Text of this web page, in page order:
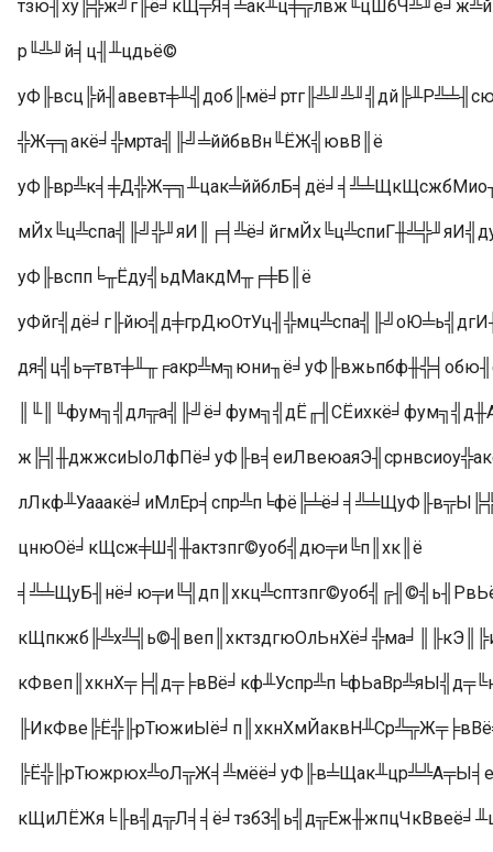
р╙╩╜й╡ц╢╨цдьё©
╬Ж╤╗акё╛╬мрта╣╟╝╧ййбвВн╙ЁЖ╣ювВ║ё
уФ╟вспп╘╥Ёду╣ьдМакдМ╥╒╪Б║ё
цнюОё╛кЩсж╪Ш╣╫актзпг©уоб╣дю╤и╚п║хк║ё